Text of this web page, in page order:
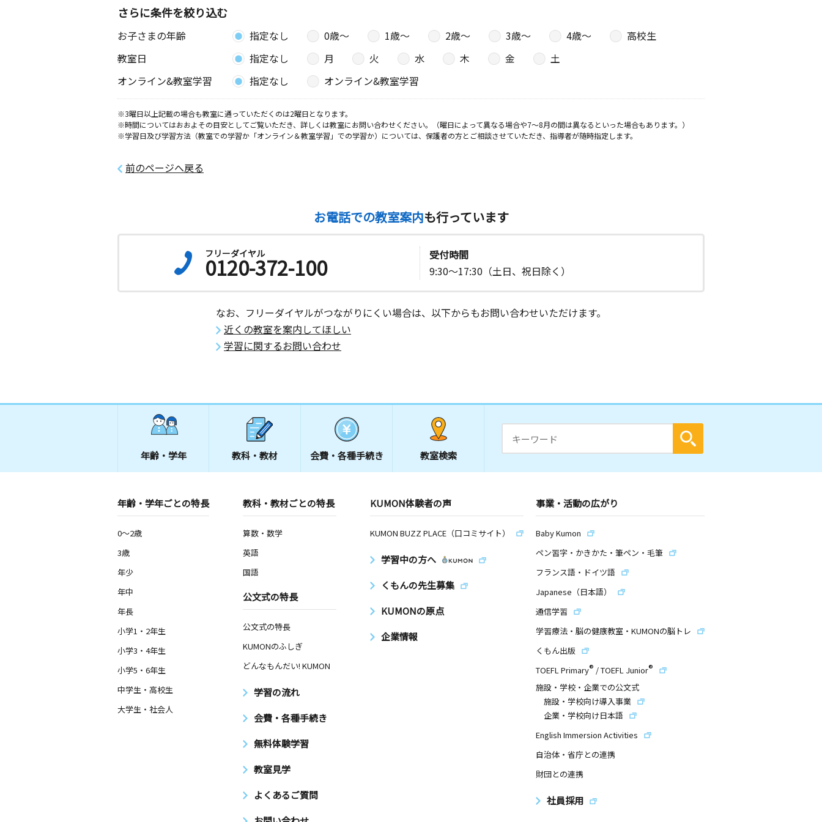
さらに条件を絞り込む
お子さまの年齢 指定なし 0歳〜 1歳〜 2歳〜 3歳〜 4歳〜
高校生
教室日
指定なし 月 火 水 木 金
土
オンライン&教室学習
指定なし オンライン&教室学習
※3曜日以上記載の場合も教室に通っていただくのは2曜日となります。
※時間についてはおおよその目安としてご覧いただき、詳しくは教室にお問い合わせください。（曜日によって異なる場合や7～8月の間は異なるといった場合もあります。）
※学習日及び学習方法（教室での学習か「オンライン＆教室学習」での学習か）については、保護者の方とご相談させていただき、指導者が随時指定します。
前のページへ戻る
お電話での教室案内も行っています
フリーダイヤル
0120-372-100
受付時間
9:30～17:30（土日、祝日除く）
なお、フリーダイヤルがつながりにくい場合は、以下からもお問い合わせいただけます。
近くの教室を案内してほしい
学習に関するお問い合わせ
年齢・学年 教科・教材 会費・ 各種手続き 教室検索
年齢・学年ごとの特長
0～2歳
3歳
年少
年中
年長
小学1・2年生
小学3・4年生
小学5・6年生
中学生・高校生
大学生・社会人
教科・教材ごとの特長
算数・数学
英語
国語
公文式の特長
公文式の特長
KUMONのふしぎ
どんなもんだい! KUMON
学習の流れ
会費・各種手続き
無料体験学習
教室見学
よくあるご質問
KUMON体験者の声
KUMON BUZZ PLACE（口コミサイト）
学習中の方へ
くもんの先生募集
KUMONの原点
企業情報
事業・活動の広がり
Baby Kumon
ペン習字・かきかた・筆ペン・毛筆
フランス語・ドイツ語
Japanese（日本語）
通信学習
学習療法・脳の健康教室・KUMONの脳トレ
くもん出版
TOEFL Primary® /TOEFL Junior®
施設・学校・企業での公文式
施設・学校向け導入事業
企業・学校向け日本語
English Immersion Activities
自治体・省庁との連携
財団との連携
社員採用